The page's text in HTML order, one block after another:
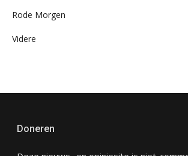
Rode Morgen
Videre
Doneren